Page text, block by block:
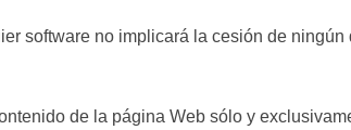
software no implicará la cesión de ningún
de la página Web sólo y